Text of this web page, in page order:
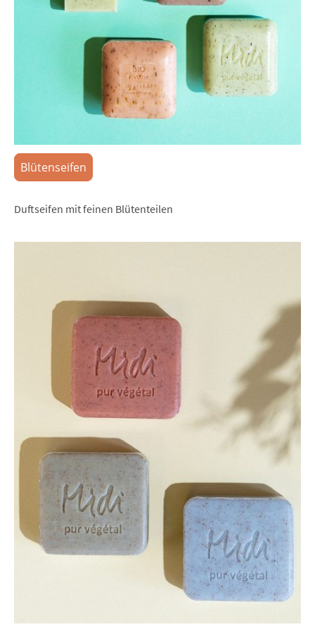
Blütenseifen
Duftseifen mit feinen Blütenteilen